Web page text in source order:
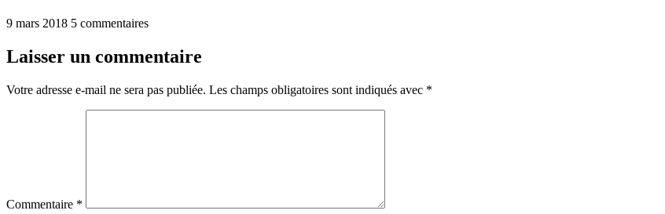
9 mars 2018 5 commentaires
Laisser un commentaire
Votre adresse e-mail ne sera pas publiée. Les champs obligatoires sont indiqués avec *
Commentaire *